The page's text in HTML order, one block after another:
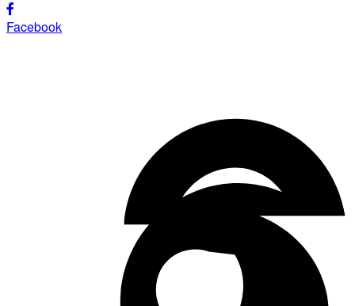
Facebook